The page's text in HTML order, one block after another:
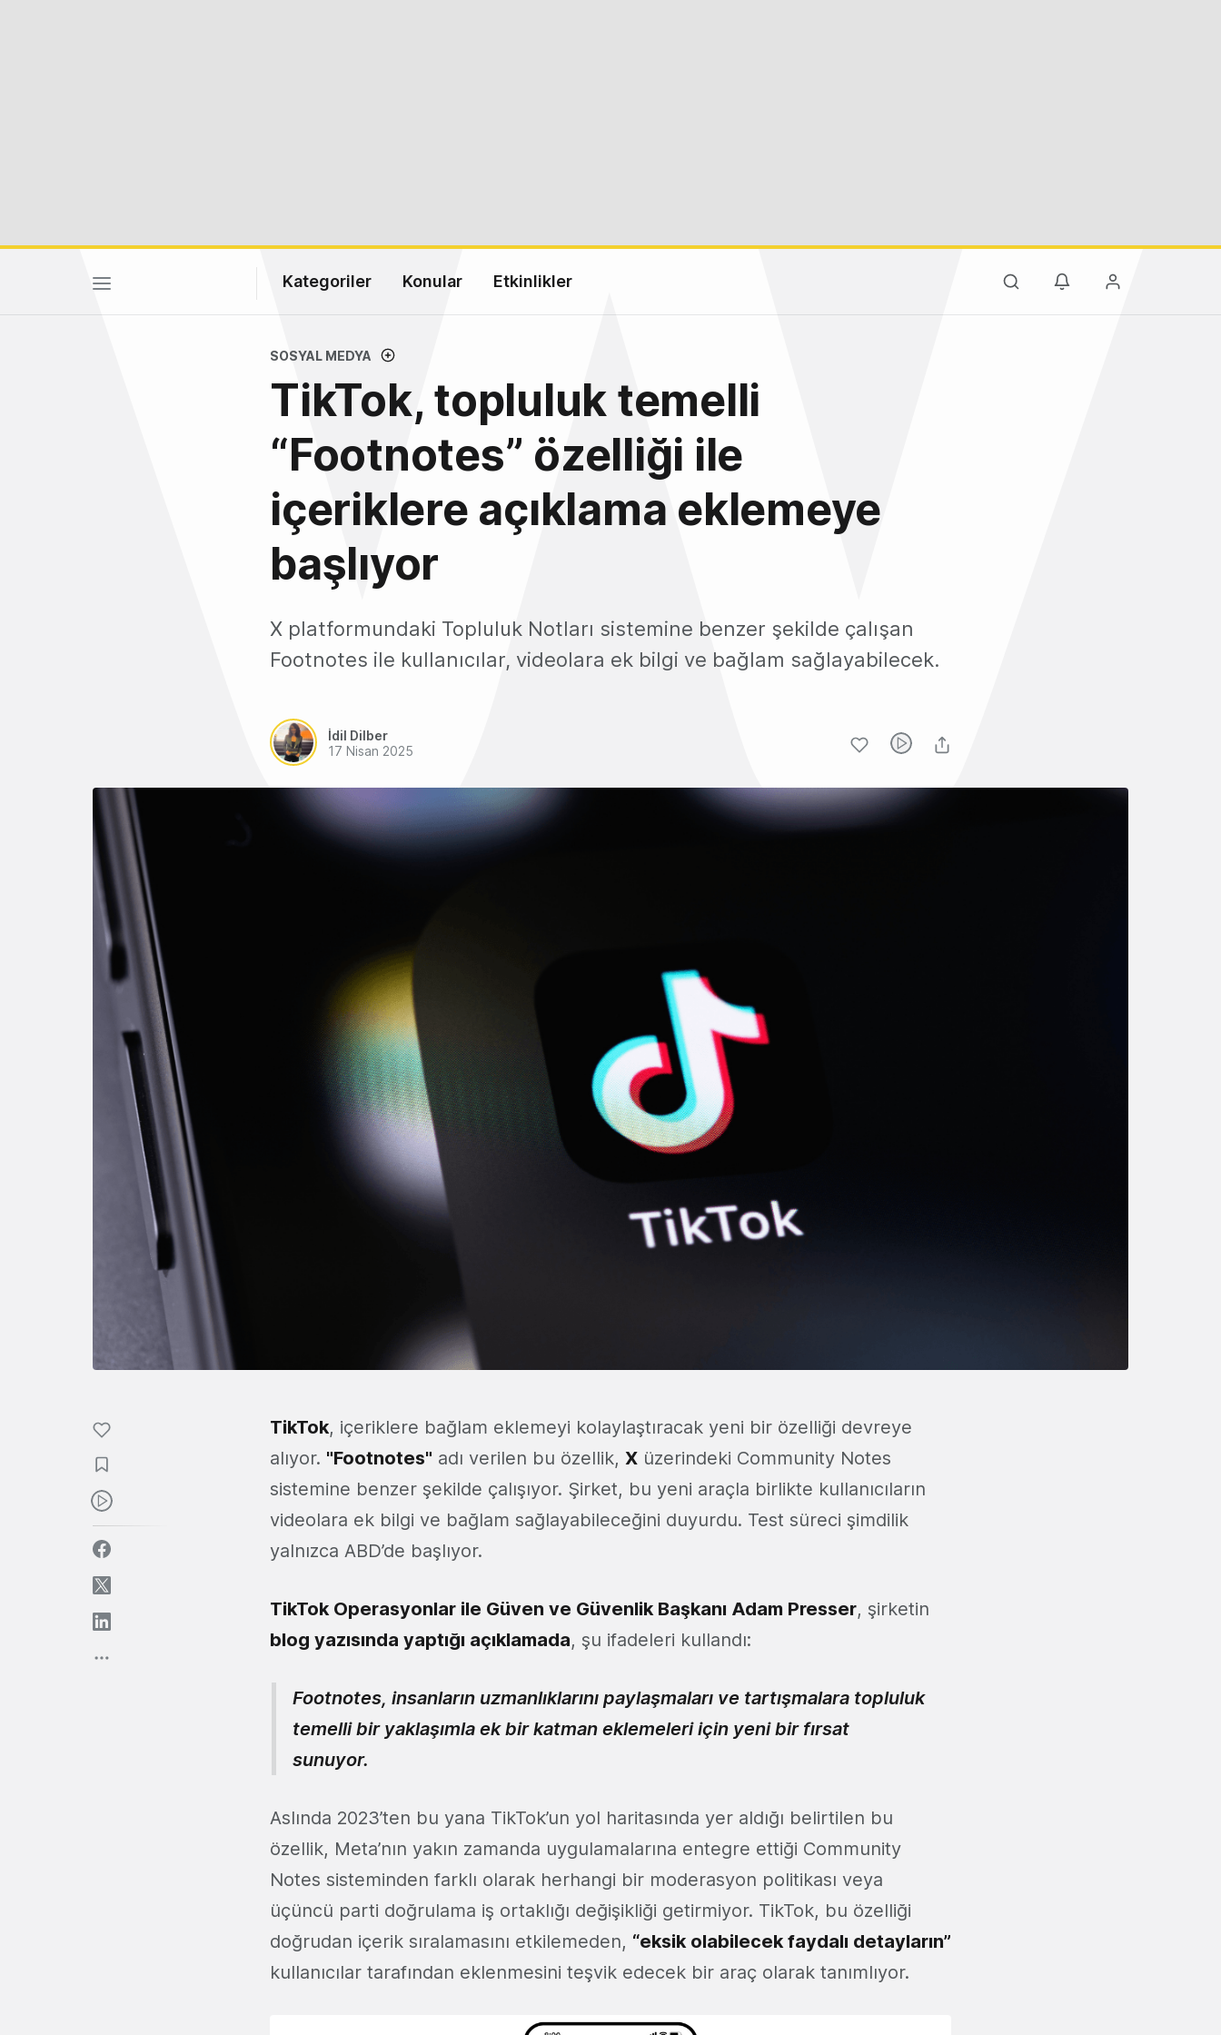
Kategoriler Konular Etkinlikler
SOSYAL MEDYA
TikTok, topluluk temelli
“Footnotes” özelliği ile
içeriklere açıklama eklemeye
başlıyor
X platformundaki Topluluk Notları sistemine benzer şekilde çalışan
Footnotes ile kullanıcılar, videolara ek bilgi ve bağlam sağlayabilecek.
İdil Dilber
17 Nisan 2025
TikTok, içeriklere bağlam eklemeyi kolaylaştıracak yeni bir özelliği devreye
alıyor. "Footnotes" adı verilen bu özellik, X üzerindeki Community Notes
sistemine benzer şekilde çalışıyor. Şirket, bu yeni araçla birlikte kullanıcıların
videolara ek bilgi ve bağlam sağlayabileceğini duyurdu. Test süreci şimdilik
yalnızca ABD’de başlıyor.
TikTok Operasyonlar ile Güven ve Güvenlik Başkanı Adam Presser, şirketin
blog yazısında yaptığı açıklamada, şu ifadeleri kullandı:
Footnotes, insanların uzmanlıklarını paylaşmaları ve tartışmalara topluluk
temelli bir yaklaşımla ek bir katman eklemeleri için yeni bir fırsat
sunuyor.
Aslında 2023’ten bu yana TikTok’un yol haritasında yer aldığı belirtilen bu
özellik, Meta’nın yakın zamanda uygulamalarına entegre ettiği Community
Notes sisteminden farklı olarak herhangi bir moderasyon politikası veya
üçüncü parti doğrulama iş ortaklığı değişikliği getirmiyor. TikTok, bu özelliği
doğrudan içerik sıralamasını etkilemeden, “eksik olabilecek faydalı detayların”
kullanıcılar tarafından eklenmesini teşvik edecek bir araç olarak tanımlıyor.